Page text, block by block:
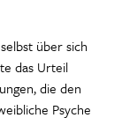
über sich
das Urteil
die den
Psyche